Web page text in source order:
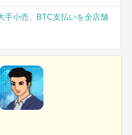
手小売、BTC支払いを全店舗